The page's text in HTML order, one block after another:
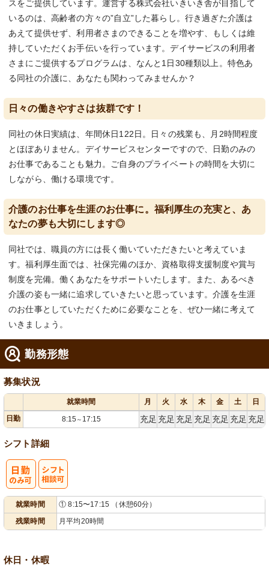
スをご提供しています。運営する株式会社いきいき舎が目指して
いるのは、高齢者の方々の”自立”した暮らし。行き過ぎた介護は
あえて提供せず、利用者さまのできることを増やす、もしくは維
持していただくお手伝いを行っています。デイサービスの利用者
さまにご提供するプログラムは、なんと1日30種類以上。特色あ
る同社の介護に、あなたも関わってみませんか？
日々の働きやすさは抜群です！
同社の休日実績は、年間休日122日。日々の残業も、月2時間程度
とほぼありません。デイサービスセンターですので、日勤のみの
お仕事であることも魅力。ご自身のプライベートの時間を大切に
しながら、働ける環境です。
介護のお仕事を生涯のお仕事に。福利厚生の充実と、あ
なたの夢も大切にします◎
同社では、職員の方には長く働いていただきたいと考えていま
す。福利厚生面では、社保完備のほか、資格取得支援制度や賞与
制度を完備。働くあなたをサポートいたします。また、あるべき
介護の姿も一緒に追求していきたいと思っています。介護を生涯
のお仕事としていただくために必要なことを、ぜひ一緒に考えて
いきましょう。
勤務形態
募集状況
就業時間 月 火 水 木 金 土
日
日勤
8:15 ～ 17:15 充足 充足 充足 充足 充足 充足 充足
シフト詳細
就業時間
① 8:15〜17:15 （休憩60分）
残業時間
月平均20時間
休日・休暇